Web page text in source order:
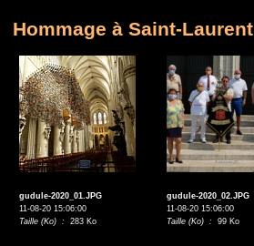
Hommage à Saint-Laurent
gudule-2020_01.JPG
11-08-20 15:06:00
Taille (Ko) : 283 Ko
gudule-2020_02.JPG
11-08-20 15:06:00
Taille (Ko) : 99 Ko